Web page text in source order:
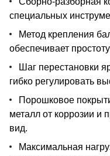
специальных
Метод крепления
обеспечивает
Шаг перестановки
гибко регулировать
Порошковое
металл от коррозии и
вид.
Максимальная